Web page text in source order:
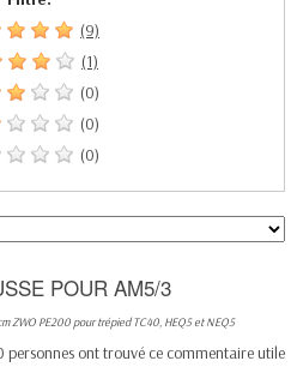
(9)
(1)
(0)
(0)
(0)
POUR AM5/3
ZWO PE200 pour trépied TC40, HEQ5 et NEQ5
personnes ont trouvé ce commentaire utile